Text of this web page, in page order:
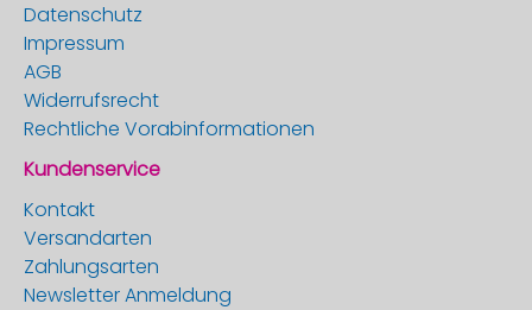
Datenschutz
Impressum
AGB
Widerrufsrecht
Rechtliche Vorabinformationen
Kundenservice
Kontakt
Versandarten
Zahlungsarten
Newsletter Anmeldung